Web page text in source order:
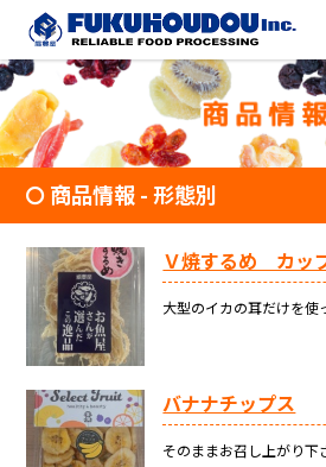
商品情報 - 形態別
Ｖ焼するめ カッ
大型のイカの耳だけを
バナナチップス
そのままお召し上がり